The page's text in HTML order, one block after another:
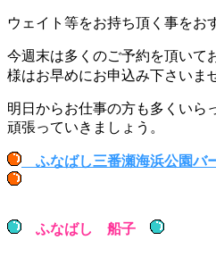
ウェイト等をお持ち頂く事をお
今週末は多くのご予約を頂いて
様はお早めにお申込み下さいま
明日からお仕事の方も多くいら
頑張っていきましょう。
ふなばし三番瀬海浜公園バ
ふなばし 船子